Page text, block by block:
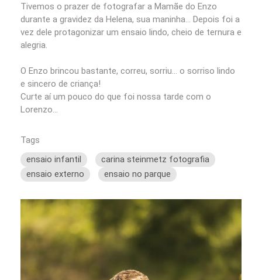
Tivemos o prazer de fotografar a Mamãe do Enzo
durante a gravidez da Helena, sua maninha... Depois foi a
vez dele protagonizar um ensaio lindo, cheio de ternura e
alegria.
O Enzo brincou bastante, correu, sorriu... o sorriso lindo
e sincero de criança!
Curte aí um pouco do que foi nossa tarde com o
Lorenzo...
Tags
ensaio infantil
carina steinmetz fotografia
ensaio externo
ensaio no parque